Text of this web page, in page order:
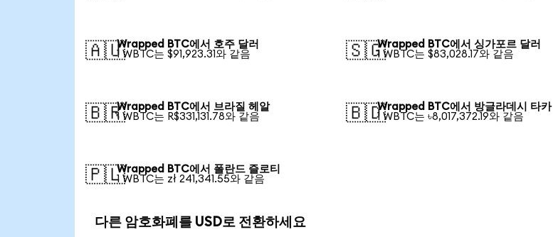
🇦🇺Wrapped BTC에서 호주 달러
1 WBTC는 $91,923.31와 같음
🇸🇬Wrapped BTC에서 싱가포르 달러
1 WBTC는 $83,028.17와 같음
🇧🇷Wrapped BTC에서 브라질 헤알
1 WBTC는 R$331,131.78와 같음
🇧🇩Wrapped BTC에서 방글라데시 타카
1 WBTC는 ৳8,017,372.19와 같음
🇵🇱Wrapped BTC에서 폴란드 즐로티
1 WBTC는 zł 241,341.55와 같음
다른 암호화폐를 USD로 전환하세요